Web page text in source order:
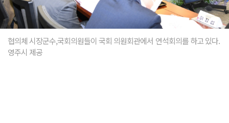
협의체 시장군수,국회의원들이 국회 의원회관에서 연석회의를 하고 있다.
영주시 제공